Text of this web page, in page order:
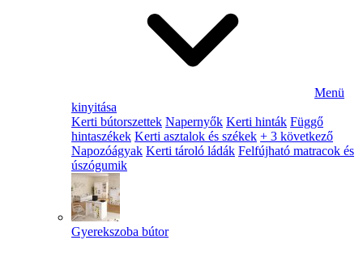
Menü
kinyitása
Kerti bútorszettek Napernyők Kerti hinták Függő
hintaszékek Kerti asztalok és székek + 3 következő
Napozóágyak Kerti tároló ládák Felfújható matracok és
úszógumik
Gyerekszoba bútor